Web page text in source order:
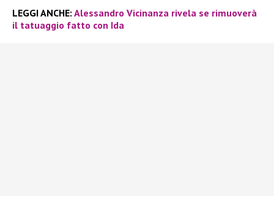
LEGGI ANCHE: Alessandro Vicinanza rivela se rimuoverà
il tatuaggio fatto con Ida